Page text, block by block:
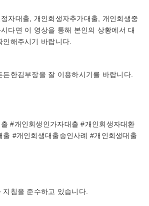
자대출, 개인회생자추가대출, 개인회생중
다면 이 영상을 통해 본인의 상황에서 대
인해주시기 바랍니다.
든한김부장을 잘 이용하시기를 바랍니다.
#개인회생인가자대출 #개인회생자대환
출 #개인회생대출승인사례 #개인회생대출
지침을 준수하고 있습니다.